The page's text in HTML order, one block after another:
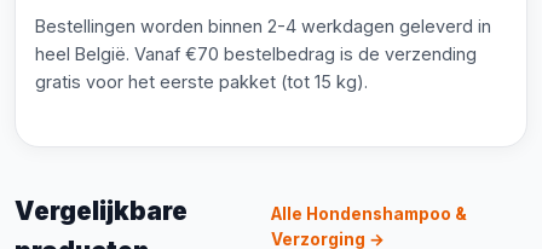
Bestellingen worden binnen 2-4 werkdagen geleverd in
heel België. Vanaf €70 bestelbedrag is de verzending
gratis voor het eerste pakket (tot 15 kg).
Vergelijkbare
Alle Hondenshampoo &
Verzorging →